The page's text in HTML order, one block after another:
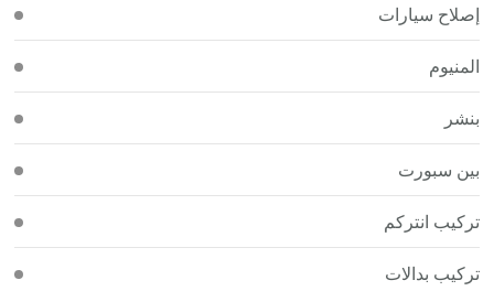
إصلاح سيارات
المنيوم
بنشر
بين سبورت
تركيب انتركم
تركيب بدالات